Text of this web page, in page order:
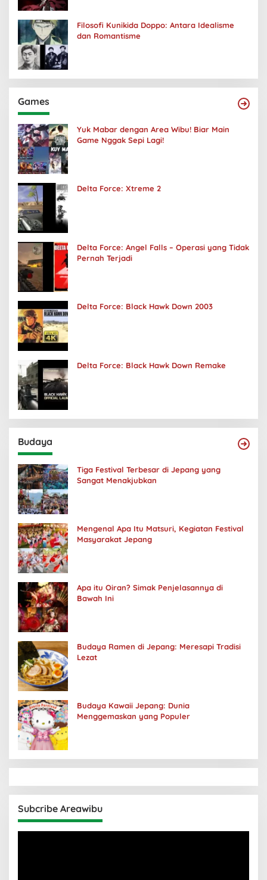
Filosofi Kunikida Doppo: Antara Idealisme
dan Romantisme
Games
Yuk Mabar dengan Area Wibu! Biar Main
Game Nggak Sepi Lagi!
Delta Force: Xtreme 2
Delta Force: Angel Falls – Operasi yang Tidak
Pernah Terjadi
Delta Force: Black Hawk Down 2003
Delta Force: Black Hawk Down Remake
Budaya
Tiga Festival Terbesar di Jepang yang
Sangat Menakjubkan
Mengenal Apa Itu Matsuri, Kegiatan Festival
Masyarakat Jepang
Apa itu Oiran? Simak Penjelasannya di
Bawah Ini
Budaya Ramen di Jepang: Meresapi Tradisi
Lezat
Budaya Kawaii Jepang: Dunia
Menggemaskan yang Populer
Subcribe Areawibu